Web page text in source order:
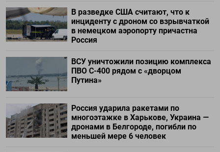
В разведке США считают, что к
инциденту с дроном со взрывчаткой
в немецком аэропорту причастна
Россия
ВСУ уничтожили позицию комплекса
ПВО С-400 рядом с «дворцом
Путина»
Россия ударила ракетами по
многоэтажке в Харькове, Украина —
дронами в Белгороде, погибли по
меньшей мере 6 человек